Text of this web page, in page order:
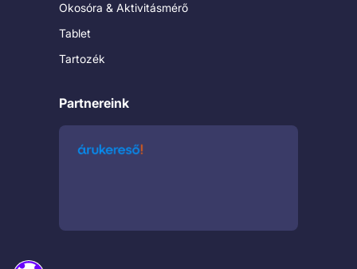
Okosóra & Aktivitásmérő
Tablet
Tartozék
Partnereink